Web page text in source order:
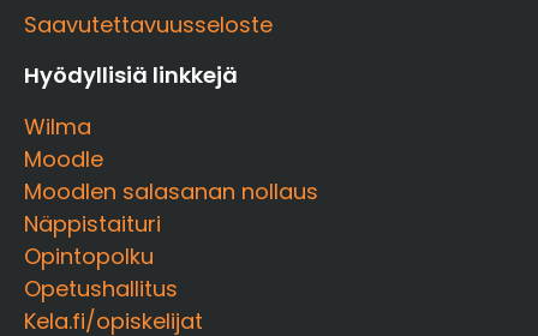
Saavutettavuusseloste
Hyödyllisiä linkkejä
Wilma
Moodle
Moodlen salasanan nollaus
Näppistaituri
Opintopolku
Opetushallitus
Kela.fi/opiskelijat